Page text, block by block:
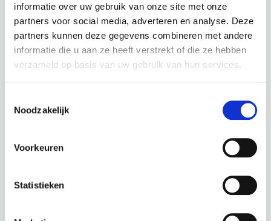
informatie over uw gebruik van onze site met onze
partners voor social media, adverteren en analyse. Deze
partners kunnen deze gegevens combineren met andere
informatie die u aan ze heeft verstrekt of die ze hebben
verzameld op basis van uw gebruik van hun services.
Noodzakelijk
Voorkeuren
Statistieken